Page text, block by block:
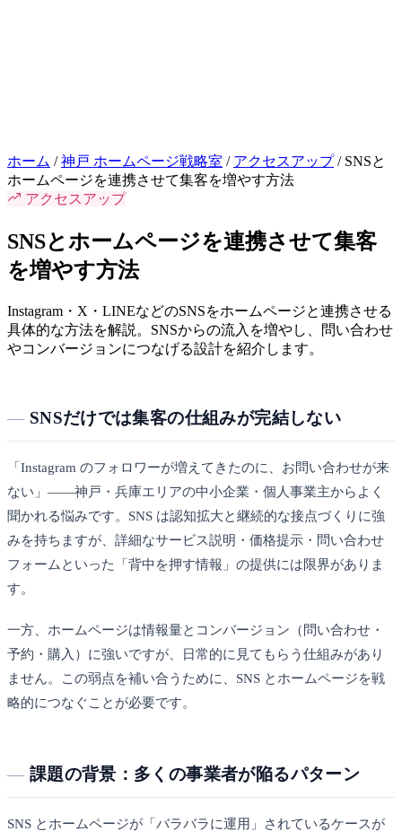
ホーム / 神戸 ホームページ戦略室 / アクセスアップ / SNSと
ホームページを連携させて集客を増やす方法
アクセスアップ
SNSとホームページを連携させて集客
を増やす方法
Instagram・X・LINEなどのSNSをホームページと連携させる
具体的な方法を解説。SNSからの流入を増やし、問い合わせ
やコンバージョンにつなげる設計を紹介します。
SNSだけでは集客の仕組みが完結しない
「Instagram のフォロワーが増えてきたのに、お問い合わせが来
ない」——神戸・兵庫エリアの中小企業・個人事業主からよく
聞かれる悩みです。SNS は認知拡大と継続的な接点づくりに強
みを持ちますが、詳細なサービス説明・価格提示・問い合わせ
フォームといった「背中を押す情報」の提供には限界がありま
す。
一方、ホームページは情報量とコンバージョン（問い合わせ・
予約・購入）に強いですが、日常的に見てもらう仕組みがあり
ません。この弱点を補い合うために、SNS とホームページを戦
略的につなぐことが必要です。
課題の背景：多くの事業者が陥るパターン
SNS とホームページが「バラバラに運用」されているケースが